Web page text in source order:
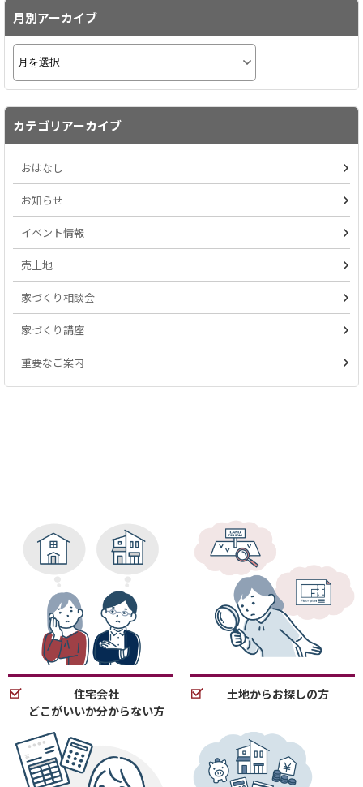
月別アーカイブ
カテゴリアーカイブ
おはなし
お知らせ
イベント情報
売土地
家づくり相談会
家づくり講座
重要なご案内
住宅会社
どこがいいか分からない方
土地からお探しの方